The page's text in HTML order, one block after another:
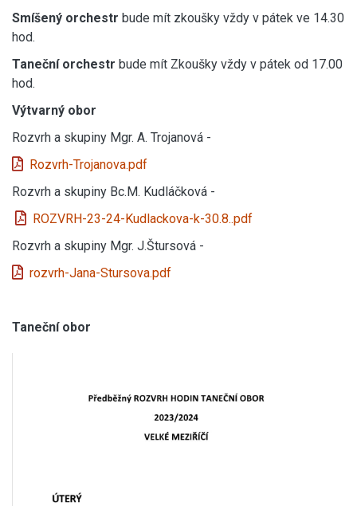
Smíšený orchestr bude mít zkoušky vždy v pátek ve 14.30
hod.
Taneční orchestr bude mít Zkoušky vždy v pátek od 17.00
hod.
Výtvarný obor
Rozvrh a skupiny Mgr. A. Trojanová -
Rozvrh-Trojanova.pdf
Rozvrh a skupiny Bc.M. Kudláčková -
ROZVRH-23-24-Kudlackova-k-30.8..pdf
Rozvrh a skupiny Mgr. J.Štursová -
rozvrh-Jana-Stursova.pdf
Taneční obor